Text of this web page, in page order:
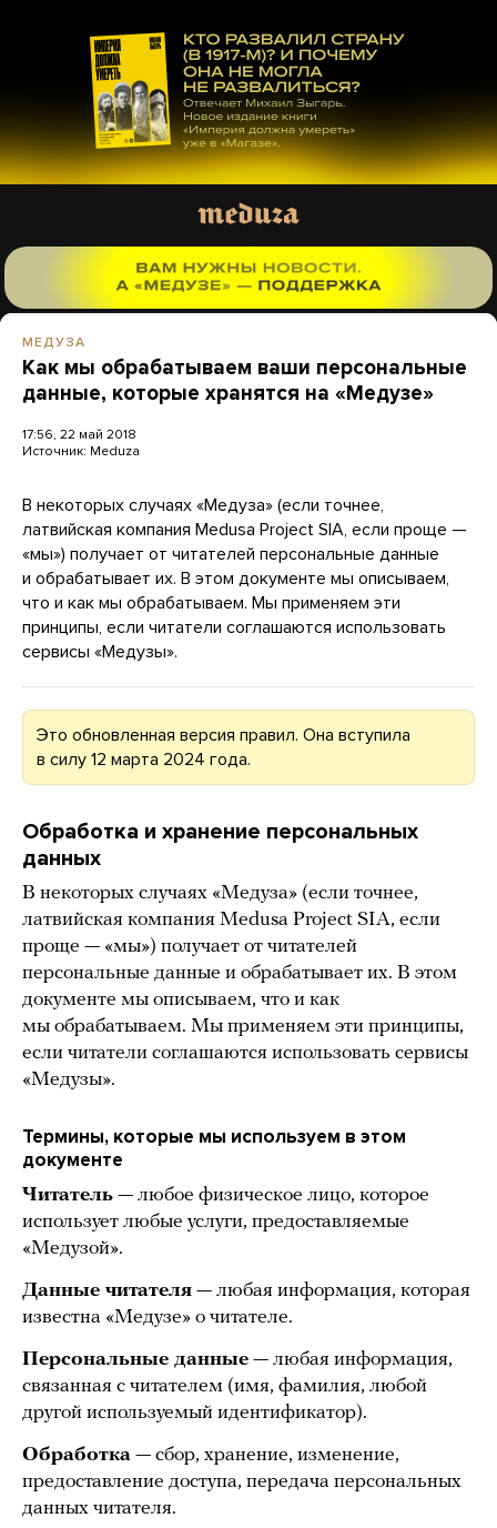
МЕДУЗА
Как мы обрабатываем ваши персональные
данные, которые хранятся на «Медузе»
17:56, 22 май 2018
Источник: Meduza
В некоторых случаях «Медуза» (если точнее,
латвийская компания Medusa Project SIA, если проще —
«мы») получает от читателей персональные данные
и обрабатывает их. В этом документе мы описываем,
что и как мы обрабатываем. Мы применяем эти
принципы, если читатели соглашаются использовать
сервисы «Медузы».
Это обновленная версия правил. Она вступила
в силу 12 марта 2024 года.
Обработка и хранение персональных
данных
В некоторых случаях «Медуза» (если точнее,
латвийская компания Medusa Project SIA, если
проще — «мы») получает от читателей
персональные данные и обрабатывает их. В этом
документе мы описываем, что и как
мы обрабатываем. Мы применяем эти принципы,
если читатели соглашаются использовать сервисы
«Медузы».
Термины, которые мы используем в этом
документе
Читатель — любое физическое лицо, которое
использует любые услуги, предоставляемые
«Медузой».
Данные читателя — любая информация, которая
известна «Медузе» о читателе.
Персональные данные — любая информация,
связанная с читателем (имя, фамилия, любой
другой используемый идентификатор).
Обработка — сбор, хранение, изменение,
предоставление доступа, передача персональных
данных читателя.